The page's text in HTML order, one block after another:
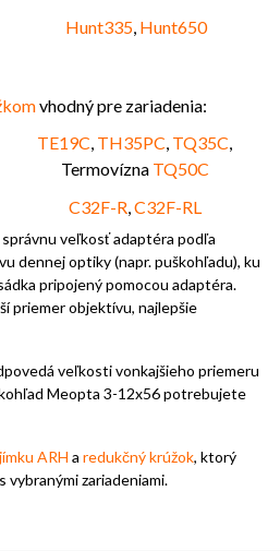
Hunt335, Hunt650
vhodný pre zariadenia:
TE19C, TH35PC, TQ35C,
Termovízna TQ50C
C32F-R,C32F-RL
veľkosť adaptéra podľa
dennej optiky (napr. puškohľadu), ku
pripojený pomocou adaptéra.
priemer objektívu, najlepšie
veľkosti vonkajšieho priemeru
Meopta 3-12x56 potrebujete
ARH a redukčný krúžok, ktorý
vybranými zariadeniami.